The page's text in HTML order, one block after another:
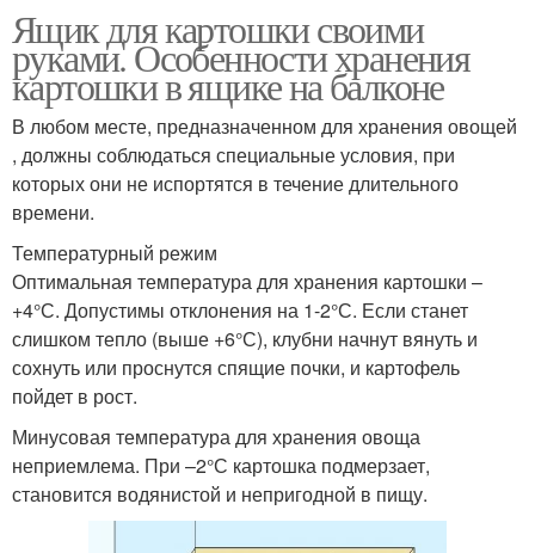
Ящик для картошки своими
руками. Особенности хранения
картошки в ящике на балконе
В любом месте, предназначенном для хранения овощей
, должны соблюдаться специальные условия, при
которых они не испортятся в течение длительного
времени.
Температурный режим
Оптимальная температура для хранения картошки –
+4°С. Допустимы отклонения на 1-2°С. Если станет
слишком тепло (выше +6°С), клубни начнут вянуть и
сохнуть или проснутся спящие почки, и картофель
пойдет в рост.
Минусовая температура для хранения овоща
неприемлема. При –2°С картошка подмерзает,
становится водянистой и непригодной в пищу.